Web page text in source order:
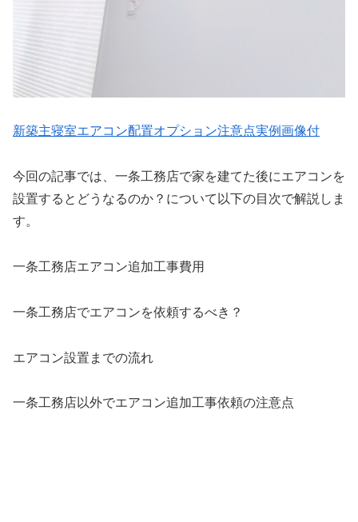
新築主寝室エアコン配置オプション注意点実例画像付
今回の記事では、一条工務店で家を建てた後にエアコンを
設置するとどうなるのか？について以下の目次で解説しま
す。
一条工務店エアコン追加工事費用
一条工務店でエアコンを依頼するべき？
エアコン設置までの流れ
一条工務店以外でエアコン追加工事依頼の注意点